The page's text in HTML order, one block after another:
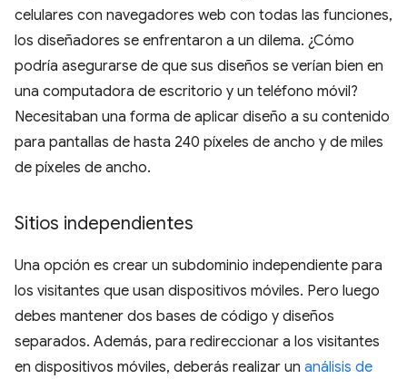
celulares con navegadores web con todas las funciones,
los diseñadores se enfrentaron a un dilema. ¿Cómo
podría asegurarse de que sus diseños se verían bien en
una computadora de escritorio y un teléfono móvil?
Necesitaban una forma de aplicar diseño a su contenido
para pantallas de hasta 240 píxeles de ancho y de miles
de píxeles de ancho.
Sitios independientes
Una opción es crear un subdominio independiente para
los visitantes que usan dispositivos móviles. Pero luego
debes mantener dos bases de código y diseños
separados. Además, para redireccionar a los visitantes
en dispositivos móviles, deberás realizar un análisis de